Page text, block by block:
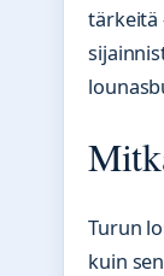
tärkeitä
Turun
kuin